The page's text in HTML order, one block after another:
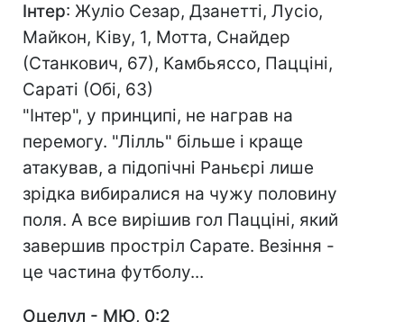
Інтер: Жуліо Сезар, Дзанетті, Лусіо,
Майкон, Ківу, 1, Мотта, Снайдер
(Станкович, 67), Камбьяссо, Пацціні,
Сараті (Обі, 63)
"Інтер", у принципі, не награв на
перемогу. "Лілль" більше і краще
атакував, а підопічні Раньєрі лише
зрідка вибиралися на чужу половину
поля. А все вирішив гол Пацціні, який
завершив простріл Сарате. Везіння -
це частина футболу...
Оцелул - МЮ, 0:2